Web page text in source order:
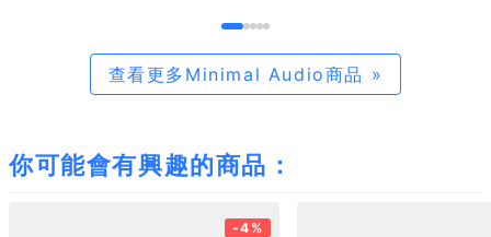
查看更多Minimal Audio商品 »
你可能會有興趣的商品：
-4%